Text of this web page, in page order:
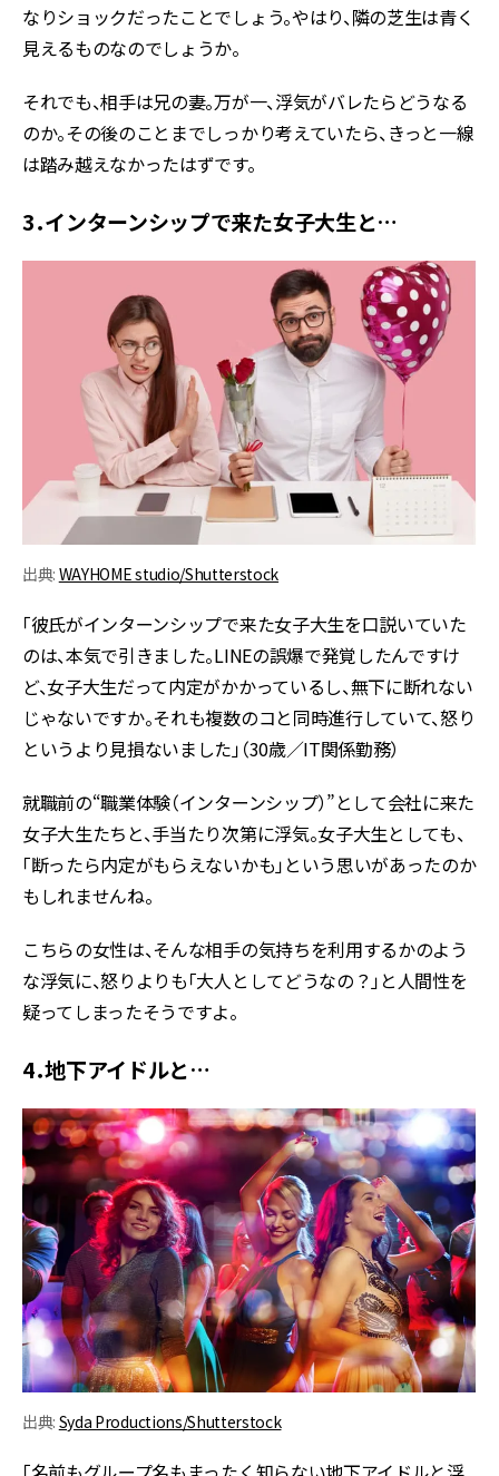
なりショックだったことでしょう。やはり、隣の芝生は青く
見えるものなのでしょうか。
それでも、相手は兄の妻。万が一、浮気がバレたらどうなる
のか。その後のことまでしっかり考えていたら、きっと一線
は踏み越えなかったはずです。
3．インターンシップで来た女子大生と…
出典: WAYHOME studio/Shutterstock
「彼氏がインターンシップで来た女子大生を口説いていた
のは、本気で引きました。LINEの誤爆で発覚したんですけ
ど、女子大生だって内定がかかっているし、無下に断れない
じゃないですか。それも複数のコと同時進行していて、怒り
というより見損ないました」（30歳／IT関係勤務）
就職前の“職業体験（インターンシップ）”として会社に来た
女子大生たちと、手当たり次第に浮気。女子大生としても、
「断ったら内定がもらえないかも」という思いがあったのか
もしれませんね。
こちらの女性は、そんな相手の気持ちを利用するかのよう
な浮気に、怒りよりも「大人としてどうなの？」と人間性を
疑ってしまったそうですよ。
4．地下アイドルと…
出典: Syda Productions/Shutterstock